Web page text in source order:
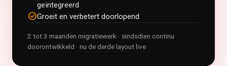
geïntegreerd
check_circleGroeit en verbetert doorlopend
2 tot 3 maanden migratiewerk · sindsdien continu
doorontwikkeld · nu de derde layout live